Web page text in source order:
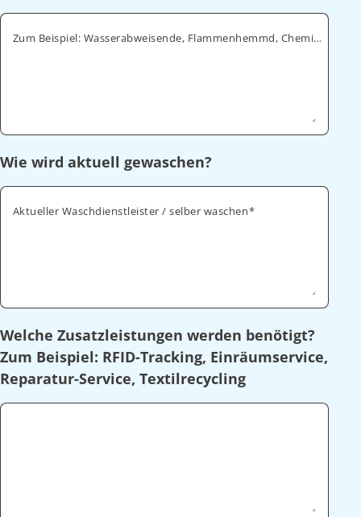
Zum Beispiel: Wasserabweisende, Flammenhemmd, Chemikalienabweisende
Wie wird aktuell gewaschen?
Aktueller Waschdienstleister / selber waschen
Welche Zusatzleistungen werden benötigt?
Zum Beispiel: RFID-Tracking, Einräumservice,
Reparatur-Service, Textilrecycling